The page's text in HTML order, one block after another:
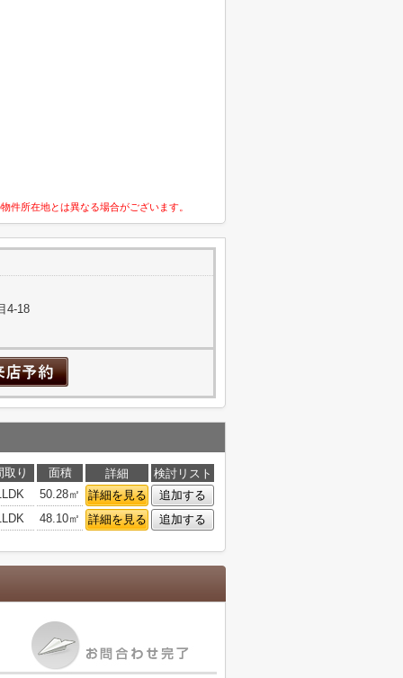
件所在地とは異なる場合がございます。
4-18
取り 面積 詳細
検討リスト
50.28㎡ 詳細を見る
追加する
48.10㎡ 詳細を見る 追加する